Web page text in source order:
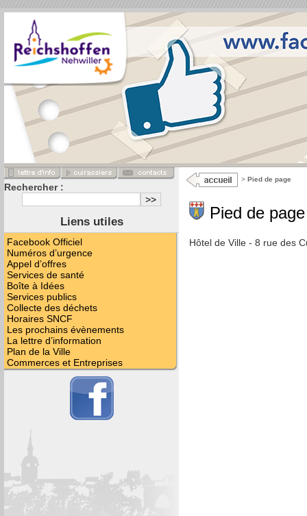
> Pied de page
Pied de page
Hôtel de Ville - 8 rue des
Rechercher :
Liens utiles
Facebook Officiel
Numéros d’urgence
Appel d’offres
Services de santé
Boîte à Idées
Services publics
Collecte des déchets
Horaires SNCF
Les prochains évènements
La lettre d’information
Plan de la Ville
Commerces et Entreprises